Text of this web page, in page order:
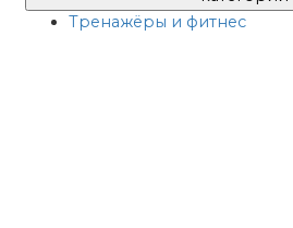
Тренажёры и фитнес